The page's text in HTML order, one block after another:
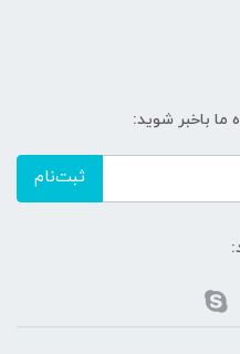
ما باخبر شوید:
ثبت‌نام